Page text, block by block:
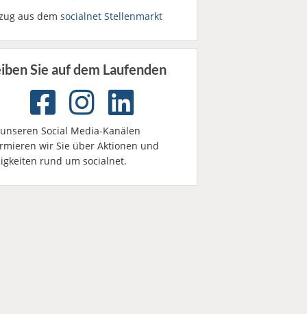
aus dem socialnet Stellenmarkt
Sie auf dem Laufenden
Social Media-Kanälen
wir Sie über Aktionen und
rund um socialnet.